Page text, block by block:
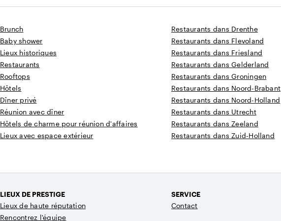
Brunch
Baby shower
Lieux historiques
Restaurants
Rooftops
Hôtels
Dîner privé
Réunion avec dîner
Hôtels de charme pour réunion d'affaires
Lieux avec espace extérieur
Restaurants dans Drenthe
Restaurants dans Flevoland
Restaurants dans Friesland
Restaurants dans Gelderland
Restaurants dans Groningen
Restaurants dans Noord-Brabant
Restaurants dans Noord-Holland
Restaurants dans Utrecht
Restaurants dans Zeeland
Restaurants dans Zuid-Holland
LIEUX DE PRESTIGE
Lieux de haute réputation
Rencontrez l'équipe
SERVICE
Contact